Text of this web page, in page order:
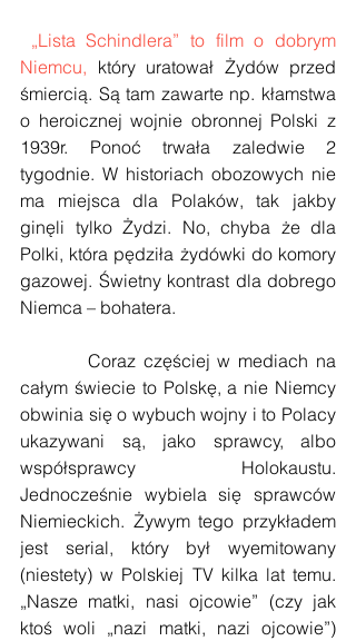
„Lista Schindlera” to film o dobrym
Niemcu, który uratował Żydów przed
śmiercią. Są tam zawarte np. kłamstwa
o heroicznej wojnie obronnej Polski z
1939r. Ponoć trwała zaledwie 2
tygodnie. W historiach obozowych nie
ma miejsca dla Polaków, tak jakby
ginęli tylko Żydzi. No, chyba że dla
Polki, która pędziła żydówki do komory
gazowej. Świetny kontrast dla dobrego
Niemca – bohatera.
całym świecie to Polskę, a nie Niemcy
obwinia się o wybuch wojny i to Polacy
ukazywani są, jako sprawcy, albo
współsprawcy Holokaustu.
Jednocześnie wybiela się sprawców
Niemieckich. Żywym tego przykładem
jest serial, który był wyemitowany
(niestety) w Polskiej TV kilka lat temu.
„Nasze matki, nasi ojcowie” (czy jak
ktoś woli „nazi matki, nazi ojcowie”)